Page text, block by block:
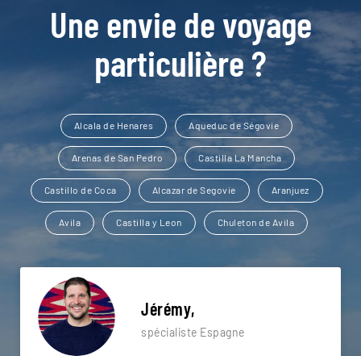
Une envie de voyage
particulière ?
Alcala de Henares Aqueduc de Ségovie
Arenas de San Pedro Castilla La Mancha
Castillo de Coca Alcazar de Segovie Aranjuez
Avila Castilla y Leon Chuleton de Avila
Jérémy,
spécialiste Espagne